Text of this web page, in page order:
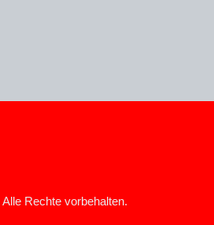
Rechte vorbehalten.